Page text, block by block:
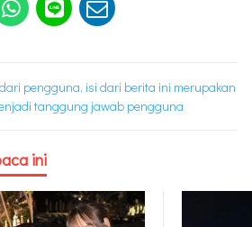
pengguna, isi dari berita ini merupakan
tanggung jawab pengguna
ini